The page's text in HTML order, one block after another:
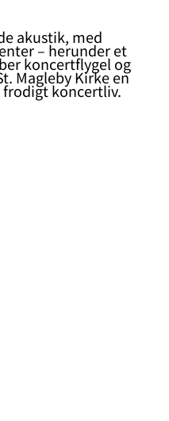
akustik, med
– herunder et
koncertflygel og
Magleby Kirke en
frodigt koncertliv.